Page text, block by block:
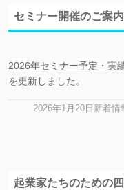
セミナー開催のご案内
2026年セミナー予定・実
を更新しました。
2026年1月20日新着情
起業家たちのための